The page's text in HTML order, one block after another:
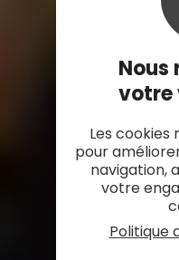
Nous
votre
Les cookies
pour
navigation,
votre
Politique